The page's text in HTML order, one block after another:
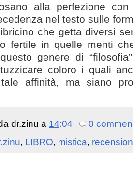
alla perfezione
nel testo sulle
che getta diversi
fertile in quelle menti
genere di
coloro i quali
affinità, ma siano
dr.zinu a 14:04
0
, LIBRO, mistica,